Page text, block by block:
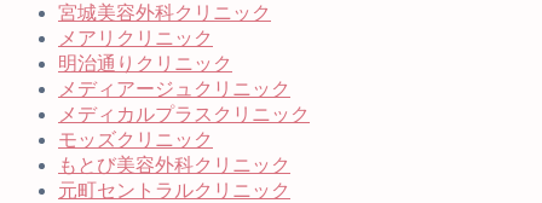
宮城美容外科クリニック
メアリクリニック
明治通りクリニック
メディアージュクリニック
メディカルプラスクリニック
モッズクリニック
もとび美容外科クリニック
元町セントラルクリニック